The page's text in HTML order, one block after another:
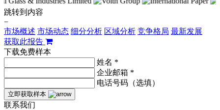
跳转到内容
−
市场概述 市场动态 细分分析 区域分析 竞争格局 最新发展
获取此报告
下载免费样本
姓名 *
企业邮箱 *
电话号码（选填）
立即获取样本
联系我们